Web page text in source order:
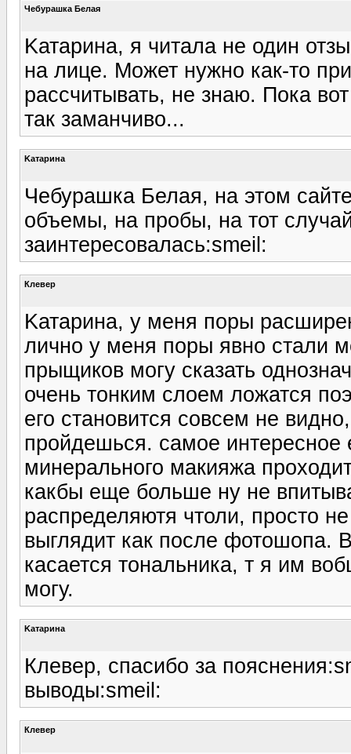
Чебурашка Белая
Kатарина, я читала не один
на лице. Может нужно как-то
рассчитывать, не знаю. Пока
так заманчиво...
Kатарина
Чебурашка Белая, на этом
объемы, на пробы, на тот
заинтересовалась:smeil:
Клевер
Kатарина, у меня поры
лично у меня поры явно стали
прыщиков могу сказать
очень тонким слоем ложатся
его становится совсем не
пройдешься. самое интересное
минерального макияжа
какбы еще больше ну не
распределяютя чтоли, просто
выглядит как после фотошопа.
касается тональника, т я им
могу.
Kатарина
Клевер, спасибо за
выводы:smeil:
Клевер